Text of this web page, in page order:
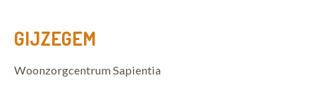
GIJZEGEM
Woonzorgcentrum Sapientia